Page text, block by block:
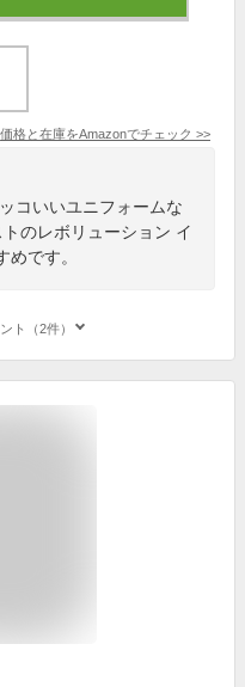
価格と在庫をAmazonでチェック >>
コいいユニフォームな
のレボリューション イ
です。
ト（2件）